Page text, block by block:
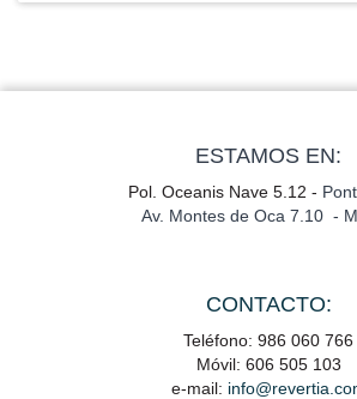
ESTAMOS EN:
Pol. Oceanis Nave 5.12 -
Av. Montes de Oca 7.10 -
CONTACTO:
Teléfono: 986 060 766
Móvil: 606 505 103
e-mail: